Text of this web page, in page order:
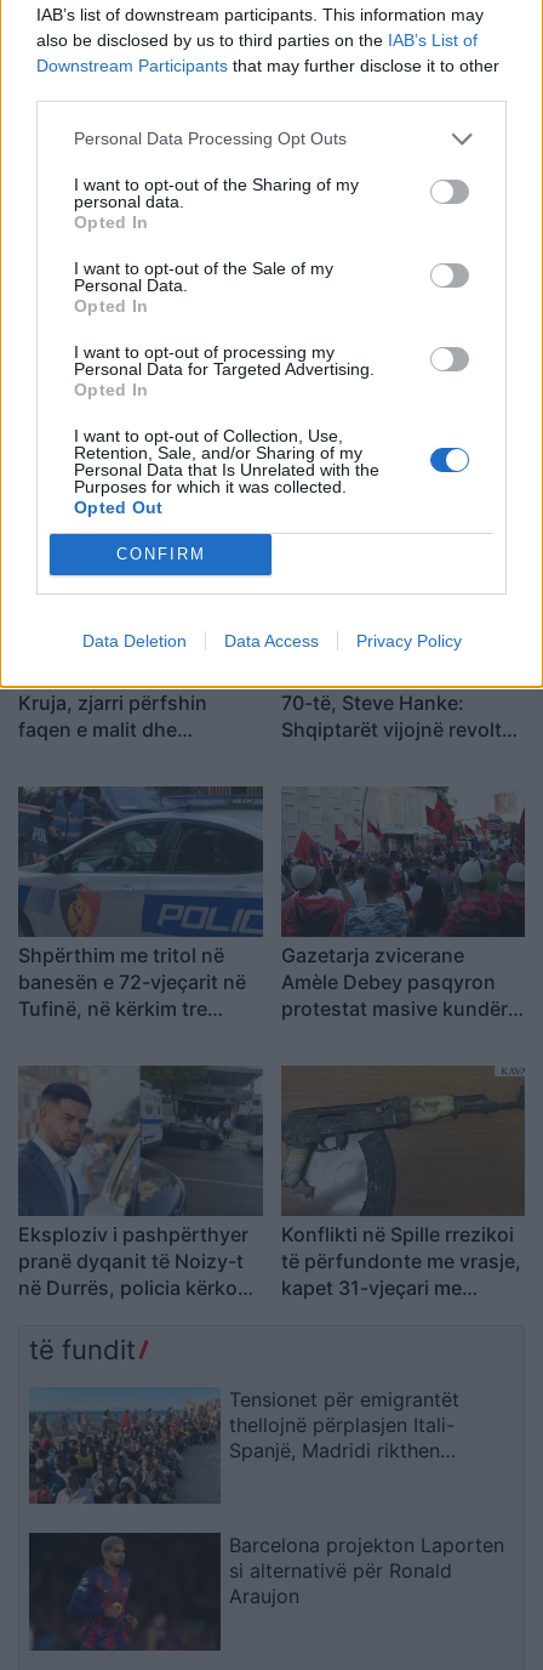
IAB’s list of downstream participants. This information may
also be disclosed by us to third parties on the IAB’s List of
Downstream Participants that may further disclose it to other
Personal Data Processing Opt Outs
I want to opt-out of the Sharing of my
personal data.
Opted In
I want to opt-out of the Sale of my
Personal Data.
Opted In
I want to opt-out of processing my
Personal Data for Targeted Advertising.
Opted In
I want to opt-out of Collection, Use,
Retention, Sale, and/or Sharing of my
Personal Data that Is Unrelated with the
Purposes for which it was collected.
Opted Out
CONFIRM
Data Deletion Data Access Privacy Policy
Shtuar më 27.08.2024 11:49
Tags:
Ledri , noizy , rival , shoke
Zjarr në Gjirokastër/
Izolohet flaka në mal,
shkrumbohen 3 hektarë
me shkurre e barishte në
kufirin mes Golemit dhe
Progonatit
ambasadori i ri amerikan,
por ashpërson qëndrimin
ndaj SPAK-ut dhe
Kruja, zjarri përfshin
faqen e malit dhe
biznese
70-të, Steve Hanke:
Shqiptarët vijojnë revoltën
Rama duhet të largohet
Shpërthim me tritol në
banesën e 72-vjeçarit në
Tufinë, në kërkim tre
Gazetarja zvicerane
Amèle Debey pasqyron
protestat masive kundër
japin fund pushtetit 35-
vjeçar të të njëjtëve emra
Eksploziv i pashpërthyer
pranë dyqanit të Noizy-t
në Durrës, policia kërkon
Konflikti në Spille rrezikoi
të përfundonte me vrasje,
kapet 31-vjeçari me
të fundit
Tensionet për emigrantët
thellojnë përplasjen Itali-
Spanjë, Madridi rikthen
Barcelona projekton Laporten
si alternativë për Ronald
Araujon